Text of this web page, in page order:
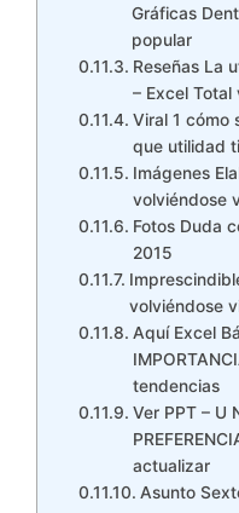
Gráficas
popular
Reseñas La
– Excel
Viral 1 cómo
que utilidad
Imágenes
volviéndose
Fotos Duda
2015
volviéndose
Aquí Excel
tendencias
Ver PPT – U
actualizar
Asunto